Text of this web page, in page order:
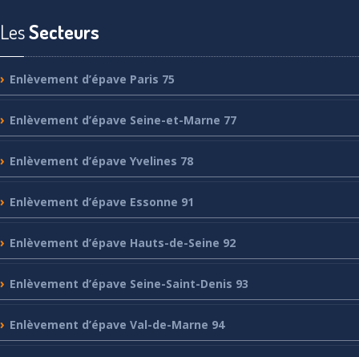
LesSecteurs
Enlèvement d’épave Paris 75
Enlèvement d’épave Seine-et-Marne 77
Enlèvement d’épave Yvelines 78
Enlèvement d’épave Essonne 91
Enlèvement d’épave Hauts-de-Seine 92
Enlèvement d’épave Seine-Saint-Denis 93
Enlèvement d’épave Val-de-Marne 94